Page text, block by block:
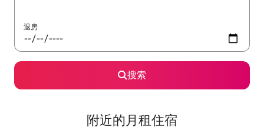
退房
搜索
附近的月租住宿